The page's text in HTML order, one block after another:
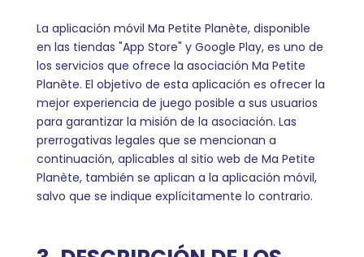
La aplicación móvil Ma Petite Planète, disponible
en las tiendas "App Store" y Google Play, es uno de
los servicios que ofrece la asociación Ma Petite
Planète. El objetivo de esta aplicación es ofrecer la
mejor experiencia de juego posible a sus usuarios
para garantizar la misión de la asociación. Las
prerrogativas legales que se mencionan a
continuación, aplicables al sitio web de Ma Petite
Planète, también se aplican a la aplicación móvil,
salvo que se indique explícitamente lo contrario.